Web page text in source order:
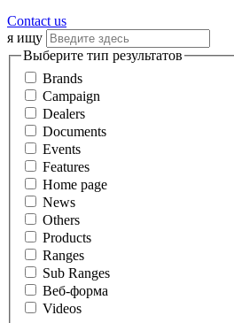
Contact us
я ищу
Выберите тип результатов
Brands
Campaign
Dealers
Documents
Events
Features
Home page
News
Others
Products
Ranges
Sub Ranges
Веб-форма
Videos